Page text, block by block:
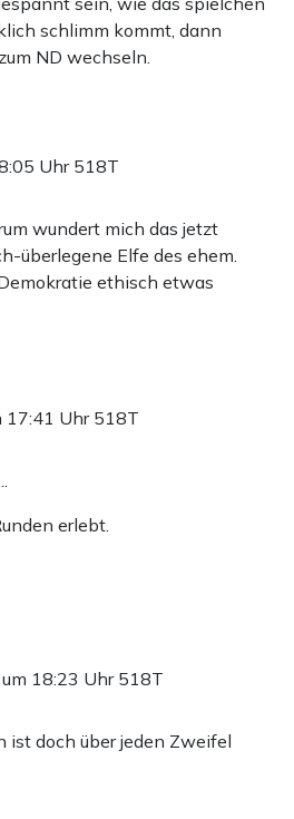
schlimm kommt, dann
ND wechseln.
Uhr 518T
wundert mich das jetzt
überlegene Elfe des ehem.
ethisch etwas
17:41 Uhr 518T
erlebt.
18:23 Uhr 518T
ist doch über jeden Zweifel